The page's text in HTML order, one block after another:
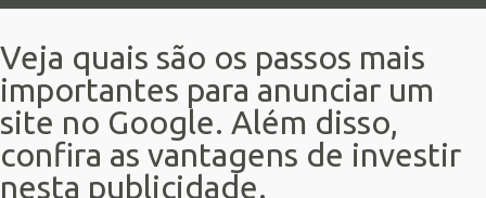
Veja quais são os passos mais
importantes para anunciar um
site no Google. Além disso,
confira as vantagens de investir
nesta publicidade.